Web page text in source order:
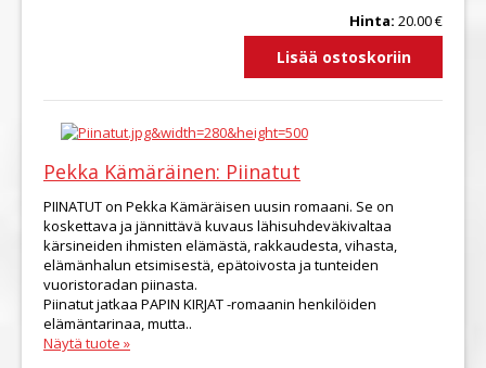
Hinta: 20.00 €
Pekka Kämäräinen: Piinatut
PIINATUT on Pekka Kämäräisen uusin romaani. Se on
koskettava ja jännittävä kuvaus lähisuhdeväkivaltaa
kärsineiden ihmisten elämästä, rakkaudesta, vihasta,
elämänhalun etsimisestä, epätoivosta ja tunteiden
vuoristoradan piinasta.
Piinatut jatkaa PAPIN KIRJAT -romaanin henkilöiden
elämäntarinaa, mutta..
Näytä tuote »